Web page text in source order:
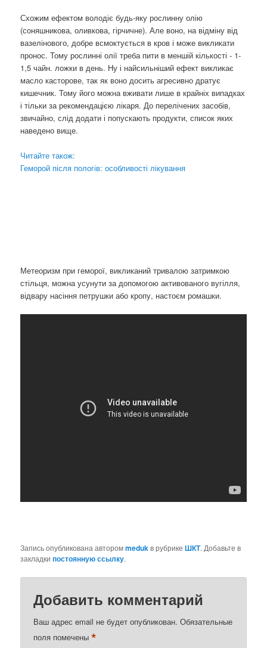
Схожим ефектом володіє будь-яку рослинну олію
(соняшникова, оливкова, гірчичне). Але воно, на відміну від
вазелінового, добре всмоктується в кров і може викликати
пронос. Тому рослинні олії треба пити в меншій кількості - 1-
1,5 чайн. ложки в день. Ну і найсильніший ефект викликає
масло касторове, так як воно досить агресивно дратує
кишечник. Тому його можна вживати лише в крайніх випадках
і тільки за рекомендацією лікаря. До перелічених засобів,
звичайно, слід додати і попускають продукти, список яких
наведено вище.
Читайте також:
Геморой після пологів: особливості лікування
Метеоризм при геморої, викликаний тривалою затримкою
стільця, можна усунути за допомогою активованого вугілля,
відвару насіння петрушки або кропу, настоєм ромашки.
Запись опубликована авторомmedukв рубрикеШКТ. Добавьте в
закладкипостоянную ссылку.
Добавить комментарий
Ваш адрес email не будет опубликован. Обязательные
поля помечены*